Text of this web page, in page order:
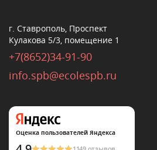
г. Ставрополь, Проспект
Кулакова 5/3, помещение 1
+7(8652)34-91-90
info.spb@ecolespb.ru
Оценка пользователей Яндекса